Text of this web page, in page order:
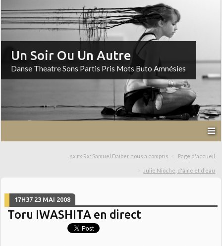
Un Soir Ou Un Autre
Danse Theatre Sons Partis Pris Mots Buto Amnésies
sx.rx.Rx: Samuel Daiber nous a compris Page d'accueil
Julie Nioche, d'âme et d'eau
17H37 23 MAI 2008
Toru IWASHITA en direct